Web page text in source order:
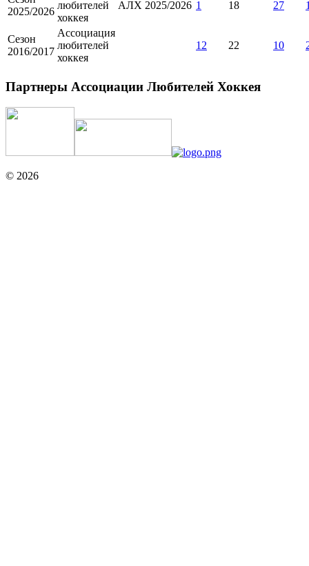
2025/2026
любителей
хоккея
АЛХ 2025/2026 1 18 27
Сезон
2016/2017
Ассоциация
любителей
хоккея
12 22 10
Партнеры Ассоциации Любителей Хоккея
© 2026